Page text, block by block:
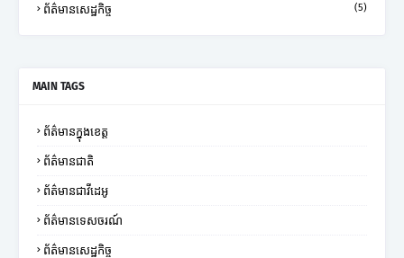
ព័ត៌មានសេដ្ឋកិច្ច (5)
MAIN TAGS
ព័ត៌មានក្នុងខេត្ត
ព័ត៌មានជាតិ
ព័ត៌មានជាវីដេអូ
ព័ត៌មានទេសចរណ៍
ព័ត៌មានសេដ្ឋកិច្ច